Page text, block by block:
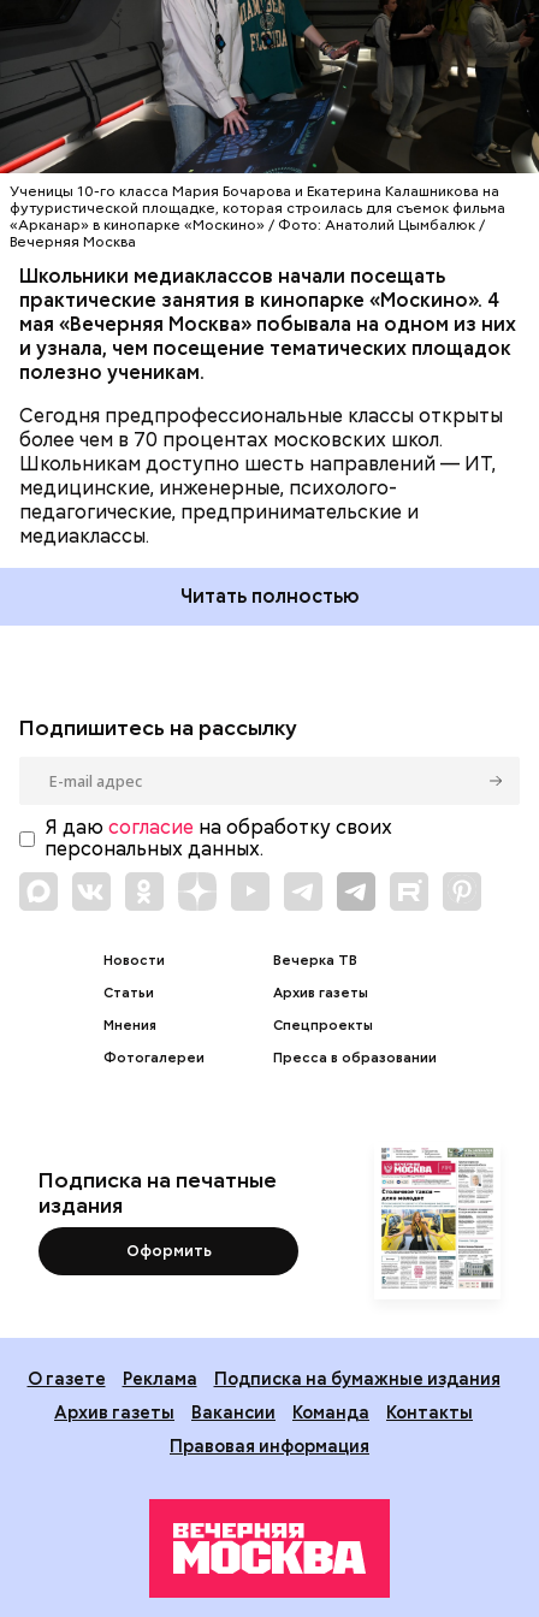
Ученицы 10-го класса Мария Бочарова и Екатерина Калашникова на
футуристической площадке, которая строилась для съемок фильма
«Арканар» в кинопарке «Москино» / Фото: Анатолий Цымбалюк /
Вечерняя Москва
Школьники медиаклассов начали посещать
практические занятия в кинопарке «Москино». 4
мая «Вечерняя Москва» побывала на одном из них
и узнала, чем посещение тематических площадок
полезно ученикам.
Сегодня предпрофессиональные классы открыты
более чем в 70 процентах московских школ.
Школьникам доступно шесть направлений — ИТ,
медицинские, инженерные, психолого-
педагогические, предпринимательские и
медиаклассы.
— Мы более десяти лет развиваем
предпрофессиональные классы, чтобы школьники
еще во время учебы могли получить первый
практический опыт и осознанно выбрать будущую
профессию, — отметила заместитель мэра Москвы
по вопросам социального развития Анастасия
Ракова. — Речь идет о полноценном погружении:
ребята работают на реальных площадках вместе с
действующими специалистами из интересующей
их сферы. Одно из направлений
предпрофессионального образования —
медиаклассы, в которых сегодня учатся более
шести тысяч школьников.
ведущих медиакомпаний. Одна из них — кинопарк
«Москино», где, помимо школьников, практику
проходят и студенты киноколледжей. Здесь они
знакомятся с основами кинопроизводства.
Читать полностью
МОЛОДЕЖЬ ОБРАЗОВАНИЕ
МОСКВА
ШКОЛЫ
МОСКИНО
Подпишитесь на рассылку
Я даю согласие на обработку своих
персональных данных.
Новости
Статьи
Мнения
Фотогалереи
Вечерка ТВ
Архив газеты
Спецпроекты
Пресса в образовании
Подписка на печатные
издания
Оформить
О газете Реклама
Подписка на бумажные издания
Архив газеты
Вакансии Команда
Контакты
Правовая информация